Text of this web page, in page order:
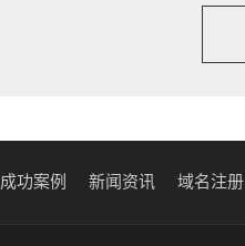
成功案例 新闻资讯 域名注册